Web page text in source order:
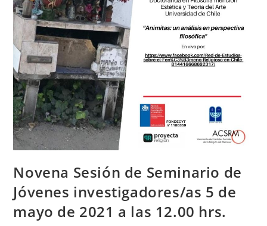
Novena Sesión de Seminario de
Jóvenes investigadores/as 5 de
mayo de 2021 a las 12.00 hrs.